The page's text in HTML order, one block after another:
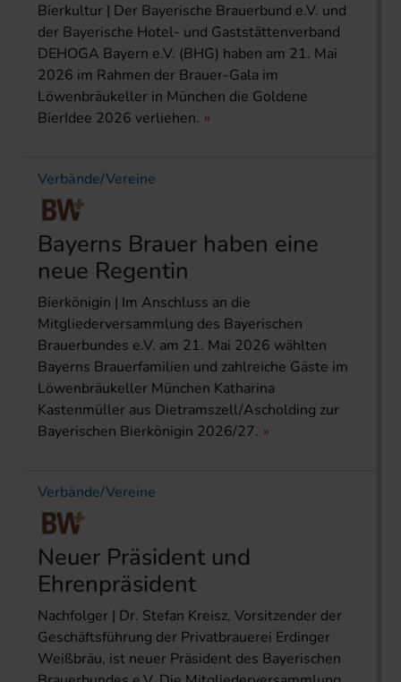
Bierkultur | Der Bayerische Brauerbund e.V. und
der Bayerische Hotel- und Gaststättenverband
DEHOGA Bayern e.V. (BHG) haben am 21. Mai
2026 im Rahmen der Brauer-Gala im
Löwenbräukeller in München die Goldene
BierIdee 2026 verliehen.
Verbände/Vereine
Bayerns Brauer haben eine
neue Regentin
Bierkönigin | Im Anschluss an die
Mitgliederversammlung des Bayerischen
Brauerbundes e.V. am 21. Mai 2026 wählten
Bayerns Brauerfamilien und zahlreiche Gäste im
Löwenbräukeller München Katharina
Kastenmüller aus Dietramszell/Ascholding zur
Bayerischen Bierkönigin 2026/27.
Verbände/Vereine
Neuer Präsident und
Ehrenpräsident
Nachfolger | Dr. Stefan Kreisz, Vorsitzender der
Geschäftsführung der Privatbrauerei Erdinger
Weißbräu, ist neuer Präsident des Bayerischen